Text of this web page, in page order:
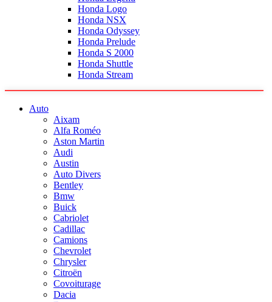
Honda Logo
Honda NSX
Honda Odyssey
Honda Prelude
Honda S 2000
Honda Shuttle
Honda Stream
Auto
Aixam
Alfa Roméo
Aston Martin
Audi
Austin
Auto Divers
Bentley
Bmw
Buick
Cabriolet
Cadillac
Camions
Chevrolet
Chrysler
Citroën
Covoiturage
Dacia